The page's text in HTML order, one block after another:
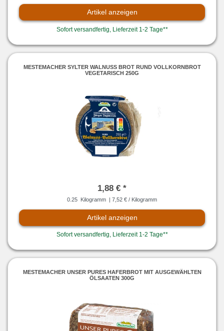
Artikel anzeigen
Sofort versandfertig, Lieferzeit 1-2 Tage**
MESTEMACHER SYLTER WALNUSS BROT RUND VOLLKORNBROT
VEGETARISCH 250G
1,88 € *
0.25 Kilogramm | 7,52 € / Kilogramm
Artikel anzeigen
Sofort versandfertig, Lieferzeit 1-2 Tage**
MESTEMACHER UNSER PURES HAFERBROT MIT AUSGEWÄHLTEN
ÖLSAATEN 300G